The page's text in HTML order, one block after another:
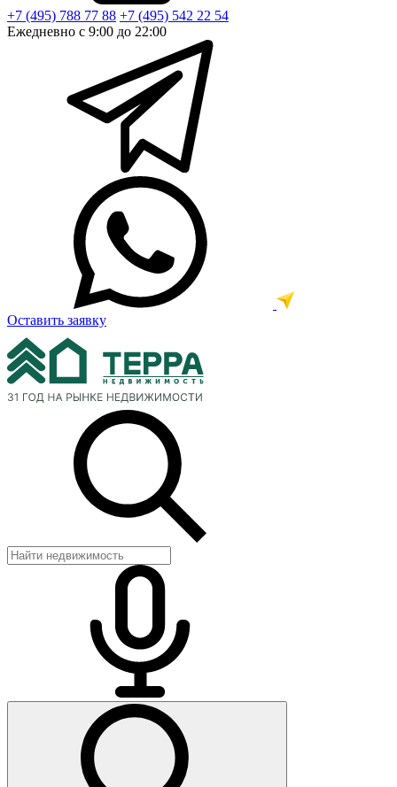
+7 (495) 788 77 88 +7 (495) 542 22 54
Ежедневно с 9:00 до 22:00
Оставить заявку